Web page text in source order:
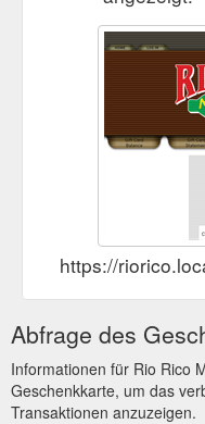
https://
Abfrage des
Informationen für Rio Rico
Geschenkkarte, um das
Transaktionen anzuzeigen.